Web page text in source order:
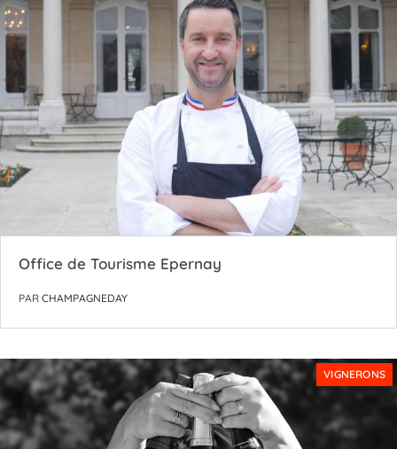
Office de Tourisme Epernay
PAR CHAMPAGNEDAY
VIGNERONS